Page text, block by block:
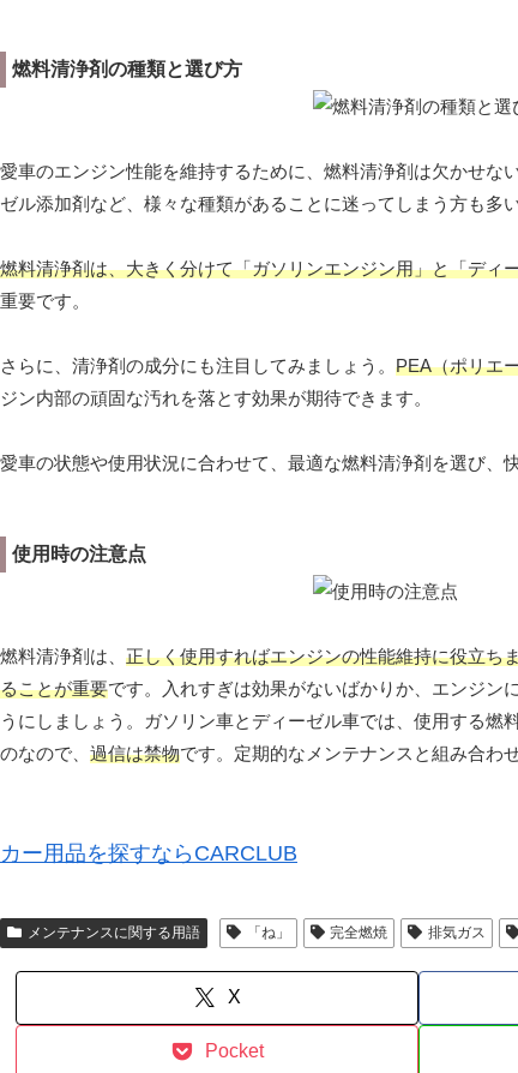
燃料清浄剤の種類と選び方
愛車のエンジン性能を維持するために、燃料清浄剤は欠かせ
ゼル添加剤など、様々な種類があることに迷ってしまう方も多
燃料清浄剤は、大きく分けて「ガソリンエンジン用」と「ディ
重要です。
さらに、清浄剤の成分にも注目してみましょう。 PEA（ポリエ
ジン内部の頑固な汚れを落とす効果が期待できます。
愛車の状態や使用状況に合わせて、最適な燃料清浄剤を選び、
使用時の注意点
燃料清浄剤は、 正しく使用すればエンジンの性能維持に役立ち
ることが重要です。入れすぎは効果がないばかりか、エンジン
うにしましょう。ガソリン車とディーゼル車では、使用する
のなので、 過信は禁物です。定期的なメンテナンスと組み合わ
カー用品を探すならCARCLUB
メンテナンスに関する用語 「ね」 完全燃焼 排気ガス
X
Pocket